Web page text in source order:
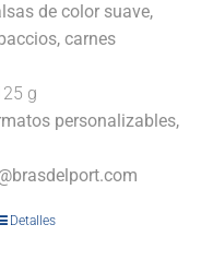
de color suave,
carnes
g
personalizables,
Detalles